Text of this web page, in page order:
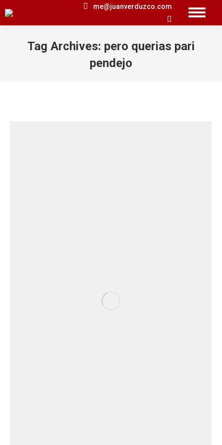
me@juanverduzco.com
Search:
Tag Archives: pero querias pari
pendejo